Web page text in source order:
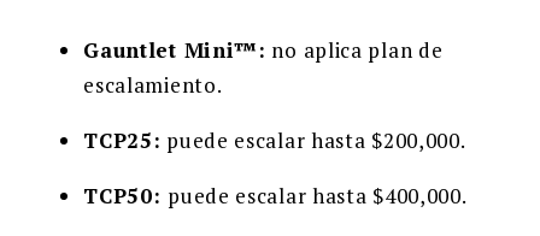
Gauntlet Mini™: no aplica plan de
escalamiento.
TCP25: puede escalar hasta $200,000.
TCP50: puede escalar hasta $400,000.